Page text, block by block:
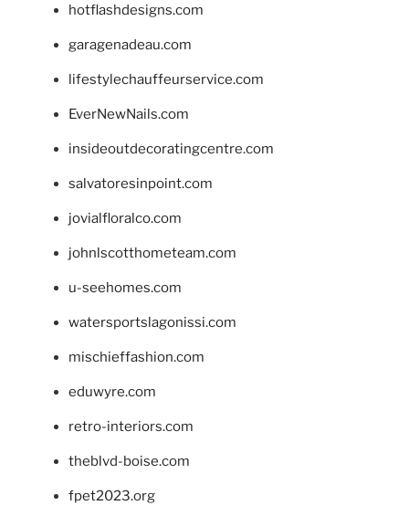
hotflashdesigns.com
garagenadeau.com
lifestylechauffeurservice.com
EverNewNails.com
insideoutdecoratingcentre.com
salvatoresinpoint.com
jovialfloralco.com
johnlscotthometeam.com
u-seehomes.com
watersportslagonissi.com
mischieffashion.com
eduwyre.com
retro-interiors.com
theblvd-boise.com
fpet2023.org